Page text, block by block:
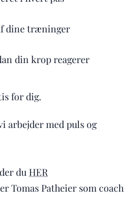
dine træninger
din krop reagerer
for dig.
arbejder med puls og
du HER
Tomas Patheier som coach